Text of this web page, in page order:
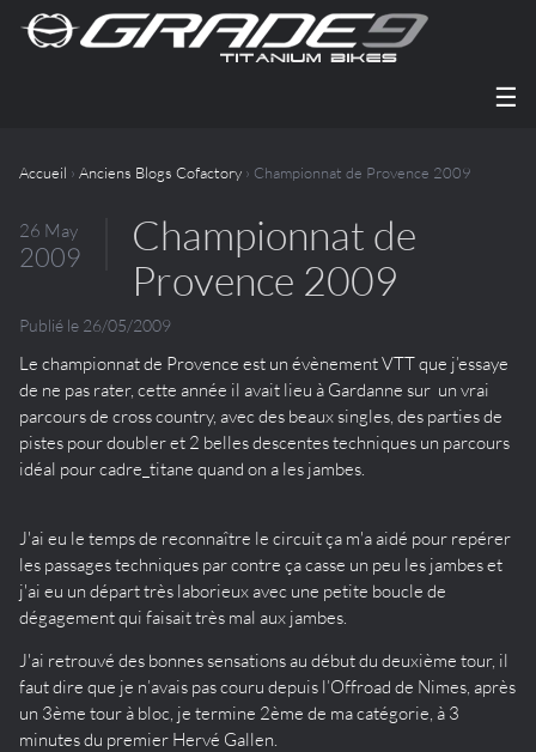
☰
Accueil › Anciens Blogs Cofactory › Championnat de Provence 2009
26 May
2009
Championnat de
Provence 2009
Publié le 26/05/2009
Le championnat de Provence est un évènement VTT que j’essaye
de ne pas rater, cette année il avait lieu à Gardanne sur un vrai
parcours de cross country, avec des beaux singles, des parties de
pistes pour doubler et 2 belles descentes techniques un parcours
idéal pour cadre_titane quand on a les jambes.
J'ai eu le temps de reconnaître le circuit ça m'a aidé pour repérer
les passages techniques par contre ça casse un peu les jambes et
j'ai eu un départ très laborieux avec une petite boucle de
dégagement qui faisait très mal aux jambes.
J'ai retrouvé des bonnes sensations au début du deuxième tour, il
faut dire que je n’avais pas couru depuis l’Offroad de Nimes, après
un 3ème tour à bloc, je termine 2ème de ma catégorie, à 3
minutes du premier Hervé Gallen.